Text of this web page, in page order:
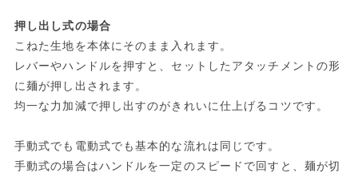
押し出し式の場合
こねた生地を本体にそのまま入れます。
レバーやハンドルを押すと、セットしたアタッチメントの形
に麺が押し出されます。
均一な力加減で押し出すのがきれいに仕上げるコツです。
手動式でも電動式でも基本的な流れは同じです。
手動式の場合はハンドルを一定のスピードで回すと、麺が切